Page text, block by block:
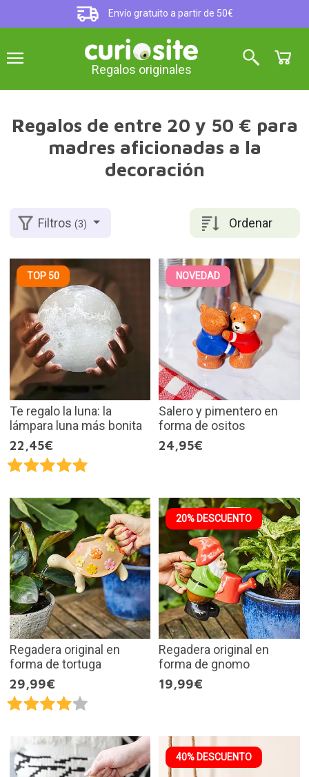
Envío gratuito a partir de 50€
Regalos originales
Regalos de entre 20 y 50 € para
madres aficionadas a la
decoración
Ordenar
Filtros(3)
TOP 50
Te regalo la luna: la
lámpara luna más bonita
22,45€
NOVEDAD
Salero y pimentero en
forma de ositos
24,95€
Regadera original en
forma de tortuga
29,99€
20% DESCUENTO
Regadera original en
forma de gnomo
19,99€
40% DESCUENTO